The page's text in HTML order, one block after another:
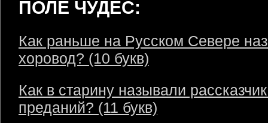
ПОЛЕ ЧУДЕС:
Как раньше на Русском Севере
хоровод? (10 букв)
Как в старину называли
преданий? (11 букв)